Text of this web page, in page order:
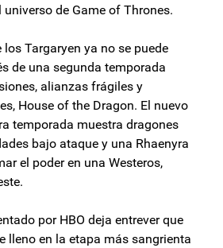
de Game of Thrones.
los Targaryen ya no se puede
de una segunda temporada
alianzas frágiles y
House of the Dragon. El nuevo
temporada muestra dragones
bajo ataque y una Rhaenyra
el poder en una Westeros,
por HBO deja entrever que
lleno en la etapa más sangrienta